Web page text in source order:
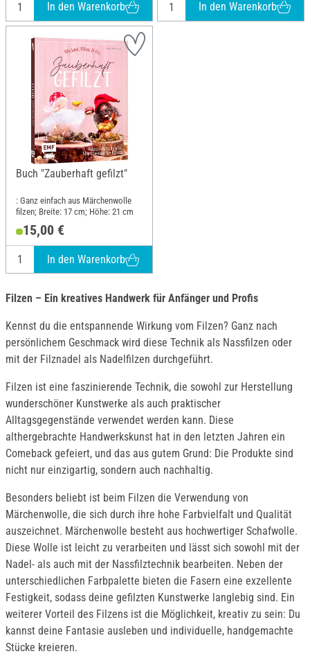
In den Warenkorb In den Warenkorb
Buch "Zauberhaft gefilzt"
: Ganz einfach aus Märchenwolle
filzen; Breite: 17 cm; Höhe: 21 cm
15,00 €
In den Warenkorb
Filzen – Ein kreatives Handwerk für Anfänger und Profis
Kennst du die entspannende Wirkung vom Filzen? Ganz nach
persönlichem Geschmack wird diese Technik als Nassfilzen oder
mit der Filznadel als Nadelfilzen durchgeführt.
Filzen ist eine faszinierende Technik, die sowohl zur Herstellung
wunderschöner Kunstwerke als auch praktischer
Alltagsgegenstände verwendet werden kann. Diese
althergebrachte Handwerkskunst hat in den letzten Jahren ein
Comeback gefeiert, und das aus gutem Grund: Die Produkte sind
nicht nur einzigartig, sondern auch nachhaltig.
Besonders beliebt ist beim Filzen die Verwendung von
Märchenwolle, die sich durch ihre hohe Farbvielfalt und Qualität
auszeichnet. Märchenwolle besteht aus hochwertiger Schafwolle.
Diese Wolle ist leicht zu verarbeiten und lässt sich sowohl mit der
Nadel- als auch mit der Nassfilztechnik bearbeiten. Neben der
unterschiedlichen Farbpalette bieten die Fasern eine exzellente
Festigkeit, sodass deine gefilzten Kunstwerke langlebig sind. Ein
weiterer Vorteil des Filzens ist die Möglichkeit, kreativ zu sein: Du
kannst deine Fantasie ausleben und individuelle, handgemachte
Stücke kreieren.